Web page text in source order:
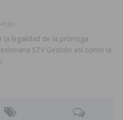
la legalidad de la prórroga
STV Gestión así como la